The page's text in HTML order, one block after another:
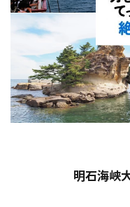
明石海峡